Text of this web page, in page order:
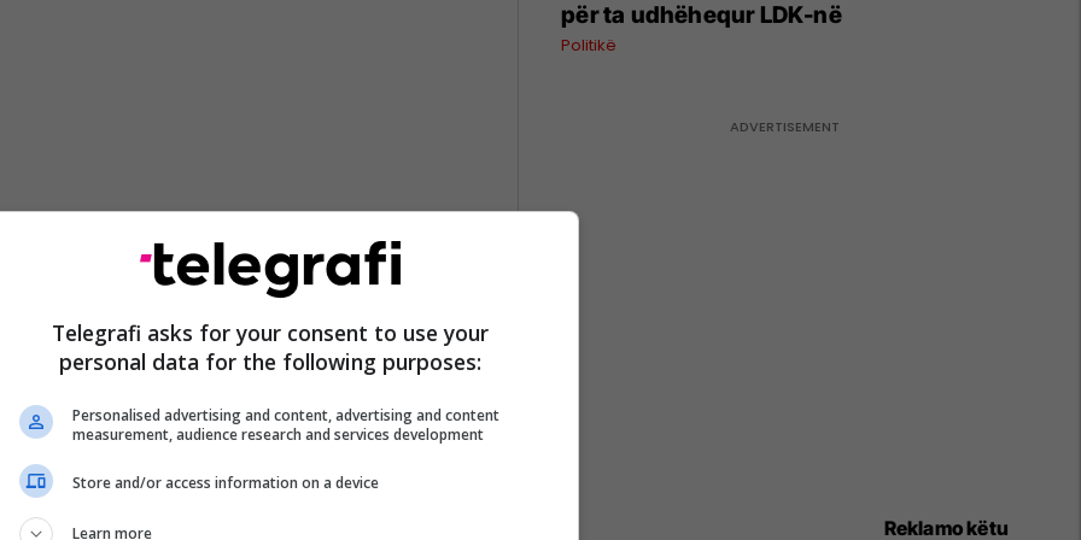
për ta udhëhequr LDK-në
Politikë
Reklamo këtu
Telegrafi asks for your consent to use your
personal data for the following purposes:
Personalised advertising and content, advertising and content
measurement, audience research and services development
Store and/or access information on a device
Learn more